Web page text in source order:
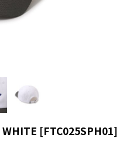
WHITE [FTC025SPH01]